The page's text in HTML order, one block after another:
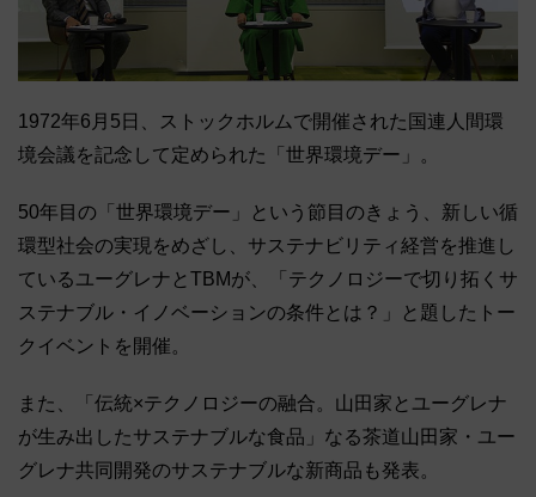
1972年6月5日、ストックホルムで開催された国連人間環
境会議を記念して定められた「世界環境デー」。
50年目の「世界環境デー」という節目のきょう、新しい循
環型社会の実現をめざし、サステナビリティ経営を推進し
ているユーグレナとTBMが、「テクノロジーで切り拓くサ
ステナブル・イノベーションの条件とは？」と題したトー
クイベントを開催。
また、「伝統×テクノロジーの融合。山田家とユーグレナ
が生み出したサステナブルな食品」なる茶道山田家・ユー
グレナ共同開発のサステナブルな新商品も発表。